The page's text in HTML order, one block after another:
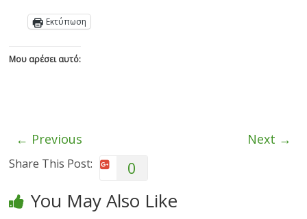
Εκτύπωση
Μου αρέσει αυτό:
← Previous Next →
Share This Post: 0
You May Also Like